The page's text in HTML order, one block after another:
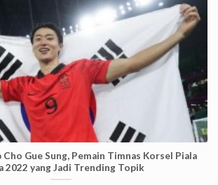
Gue Sung, Pemain Timnas Korsel Piala
2022 yang Jadi Trending Topik